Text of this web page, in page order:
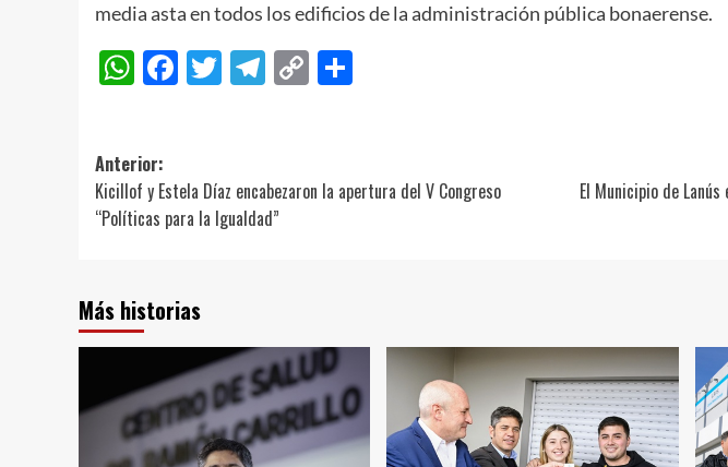
media asta en todos los edificios de la administración pública bonaerense.
WhatsApp
Facebook
Twitter
Telegram
Copy
Navegación
de
entradas
Anterior:
Kicillof y Estela Díaz encabezaron la apertura del V Congreso
“Políticas para la Igualdad”
El Municipio de
Más historias